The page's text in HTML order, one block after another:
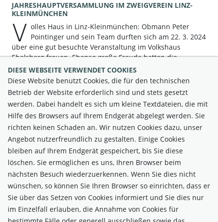
JAHRESHAUPTVERSAMMLUNG IM ZWEIGVEREIN LINZ-
KLEINMÜNCHEN
V olles Haus in Linz-Kleinmünchen: Obmann Peter
Pointinger und sein Team durften sich am 22. 3. 2024
über eine gut besuchte Veranstaltung im Volkshaus
Ebelsberg freuen. Ebenso große Freude hatten die…
10
23
DIESE WEBSEITE VERWENDET COOKIES
Diese Website benutzt Cookies, die für den technischen
Betrieb der Website erforderlich sind und stets gesetzt
werden. Dabei handelt es sich um kleine Textdateien, die mit
Hilfe des Browsers auf Ihrem Endgerät abgelegt werden. Sie
richten keinen Schaden an. Wir nutzen Cookies dazu, unser
Angebot nutzerfreundlich zu gestalten. Einige Cookies
bleiben auf Ihrem Endgerät gespeichert, bis Sie diese
löschen. Sie ermöglichen es uns, Ihren Browser beim
nächsten Besuch wiederzuerkennen. Wenn Sie dies nicht
wünschen, so können Sie Ihren Browser so einrichten, dass er
Sie über das Setzen von Cookies informiert und Sie dies nur
im Einzelfall erlauben, die Annahme von Cookies für